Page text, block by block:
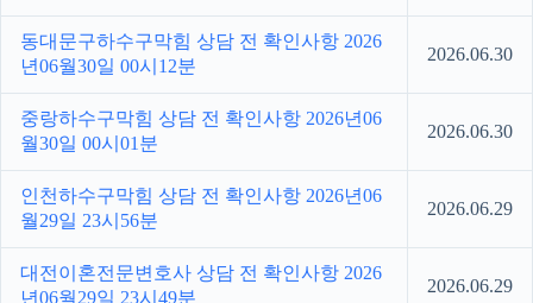
동대문구하수구막힘 상담 전 확인사항 2026
년06월30일 00시12분
2026.06.30
중랑하수구막힘 상담 전 확인사항 2026년06
월30일 00시01분
2026.06.30
인천하수구막힘 상담 전 확인사항 2026년06
월29일 23시56분
2026.06.29
대전이혼전문변호사 상담 전 확인사항 2026
년06월29일 23시49분
2026.06.29